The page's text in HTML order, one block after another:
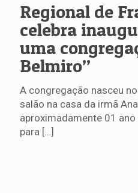
Regional de
celebra
uma
Belmiro”
A congregação nasceu
salão na casa da irmã
aproximadamente 01
para […]